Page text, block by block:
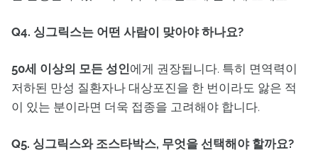
Q4. 싱그릭스는 어떤 사람이 맞아야 하나요?
50세 이상의 모든 성인에게 권장됩니다. 특히 면역력이
저하된 만성 질환자나 대상포진을 한 번이라도 앓은 적
이 있는 분이라면 더욱 접종을 고려해야 합니다.
Q5. 싱그릭스와 조스타박스, 무엇을 선택해야 할까요?